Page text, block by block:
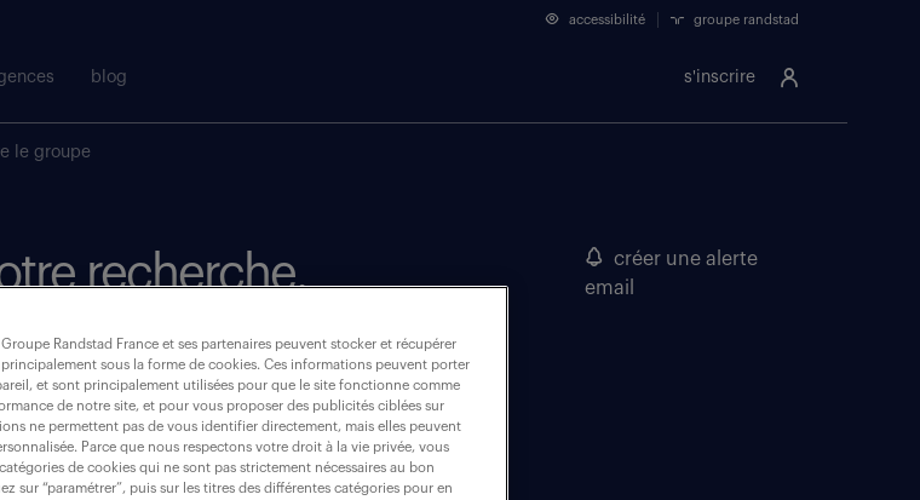
s'inscrire
accessibilité groupe randstad
blog
le groupe
recherche.
créer une alerte
email
Randstad France et ses partenaires peuvent stocker et récupérer
sous la forme de cookies. Ces informations peuvent porter
et sont principalement utilisées pour que le site fonctionne comme
de notre site, et pour vous proposer des publicités ciblées sur
ne permettent pas de vous identifier directement, mais elles peuvent
Parce que nous respectons votre droit à la vie privée, vous
de cookies qui ne sont pas strictement nécessaires au bon
sur “paramétrer”, puis sur les titres des différentes catégories pour en